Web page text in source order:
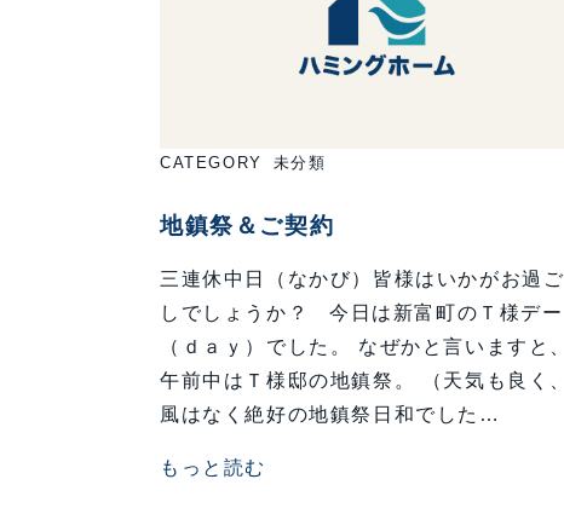
CATEGORY 未分類
地鎮祭＆ご契約
三連休中日（なかび）皆様はいかがお過ご
しでしょうか？ 今日は新富町のＴ様デー
（ｄａｙ）でした。 なぜかと言いますと、
午前中はＴ様邸の地鎮祭。 （天気も良く、
風はなく絶好の地鎮祭日和でした…
もっと読む